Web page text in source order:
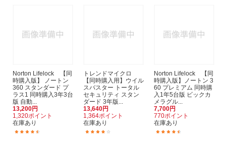
Norton Lifelock 【同
時購入版】 ノートン
360 スタンダード プ
ラス1 同時購入3年3台
版 自動...
13,200円
1,320ポイント
在庫あり
トレンドマイクロ
【同時購入用】ウイル
スバスター トータル
セキュリティ スタン
ダード 3年版...
13,640円
1,364ポイント
在庫あり
Norton Lifelock 【同
時購入版】ノートン 3
60 プレミアム 同時購
入1年5台版 ビックカ
メラグル...
7,700円
770ポイント
在庫あり